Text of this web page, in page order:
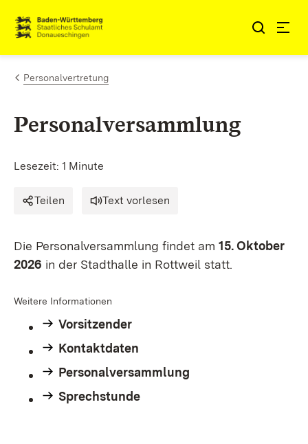
Zum Inhalt springen
Link zur Startseite
Personalvertretung
Personalversammlung
Lesezeit: 1 Minute
Teilen Text vorlesen
Die Personalversammlung findet am 15. Oktober
2026 in der Stadthalle in Rottweil statt.
Weitere Informationen
Vorsitzender
Kontaktdaten
Personalversammlung
Sprechstunde